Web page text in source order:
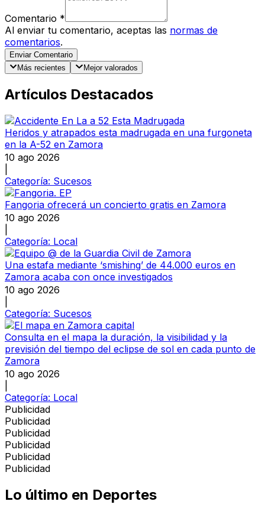
Comentario *
Al enviar tu comentario, aceptas las normas de
comentarios.
Enviar Comentario
Más recientes
Mejor valorados
Artículos Destacados
Heridos y atrapados esta madrugada en una furgoneta
en la A-52 en Zamora
10 ago 2026
Categoría: Sucesos
Fangoria ofrecerá un concierto gratis en Zamora
10 ago 2026
Categoría: Local
Una estafa mediante ‘smishing’ de 44.000 euros en
Zamora acaba con once investigados
10 ago 2026
Categoría: Sucesos
Consulta en el mapa la duración, la visibilidad y la
previsión del tiempo del eclipse de sol en cada punto de
Zamora
10 ago 2026
Categoría: Local
Publicidad
Publicidad
Publicidad
Publicidad
Publicidad
Publicidad
Lo último en Deportes